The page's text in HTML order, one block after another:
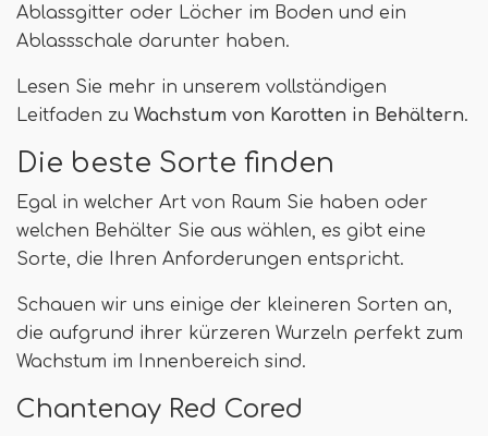
Ablassgitter oder Löcher im Boden und ein
Ablassschale darunter haben.
Lesen Sie mehr in unserem vollständigen
Leitfaden zu Wachstum von Karotten in Behältern.
Die beste Sorte finden
Egal in welcher Art von Raum Sie haben oder
welchen Behälter Sie aus wählen, es gibt eine
Sorte, die Ihren Anforderungen entspricht.
Schauen wir uns einige der kleineren Sorten an,
die aufgrund ihrer kürzeren Wurzeln perfekt zum
Wachstum im Innenbereich sind.
Chantenay Red Cored